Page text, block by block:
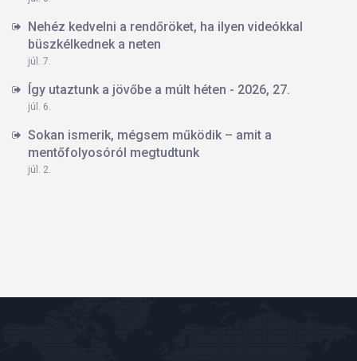
Nehéz kedvelni a rendőröket, ha ilyen videókkal
büszkélkednek a neten
júl. 7.
Így utaztunk a jövőbe a múlt héten - 2026, 27.
júl. 6.
Sokan ismerik, mégsem működik – amit a
mentőfolyosóról megtudtunk
júl. 2.